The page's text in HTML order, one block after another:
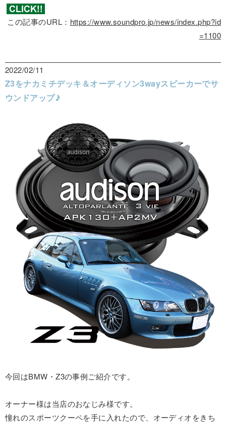
この記事のURL： https://www.soundpro.jp/news/index.php?id
=1100
2022/02/11
Z3をナカミチデッキ＆オーディソン3wayスピーカーでサ
ウンドアップ♪
今回はBMW・Z3の事例ご紹介です。
オーナー様は当店のおなじみ様です。
憧れのスポーツクーペを手に入れたので、オーディオをきち